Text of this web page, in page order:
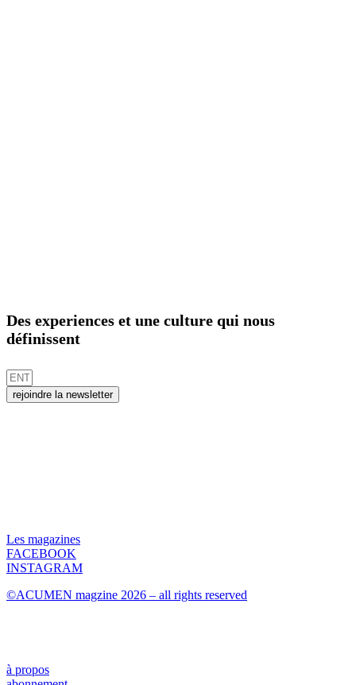
Des experiences et une culture qui nous
définissent
rejoindre la newsletter
Les magazines
FACEBOOK
INSTAGRAM
©ACUMEN magzine 2026 – all rights reserved
à propos